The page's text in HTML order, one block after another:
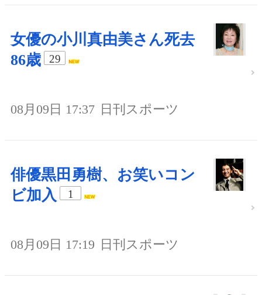
女優の小川真由美さん死去
86歳
29
08月09日 17:37 日刊スポーツ
俳優黒田勇樹、お笑いコン
ビ加入
1
08月09日 17:19 日刊スポーツ